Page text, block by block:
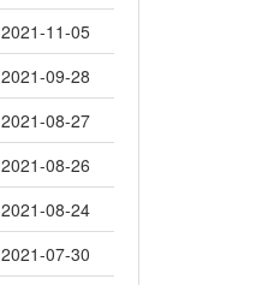
2021-11-05
2021-09-28
2021-08-27
2021-08-26
2021-08-24
2021-07-30